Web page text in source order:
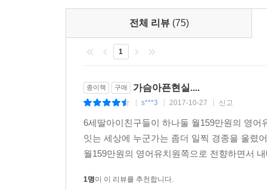
가치를 경직화하는가를 되짚는다.
이 시대 교육의 현재를 중심으로 부모와 교사, 학
이야기한다. 성적과 능력을 기준으로 줄 세워지
함께 읽어야 할 소설이다.
전체 리뷰 (75)
1
종이책 구매 가슴아픈현실....
s***3 2017-10-27 신고
6세딸아이친구들이 하나둘 월159만원의 영
잇는 세상에 누군가는 좀더 일찍 경종을 울렸
월159만원의 영어유치원쪽으로 전향하면서
1명이 이 리뷰를 추천합니다.